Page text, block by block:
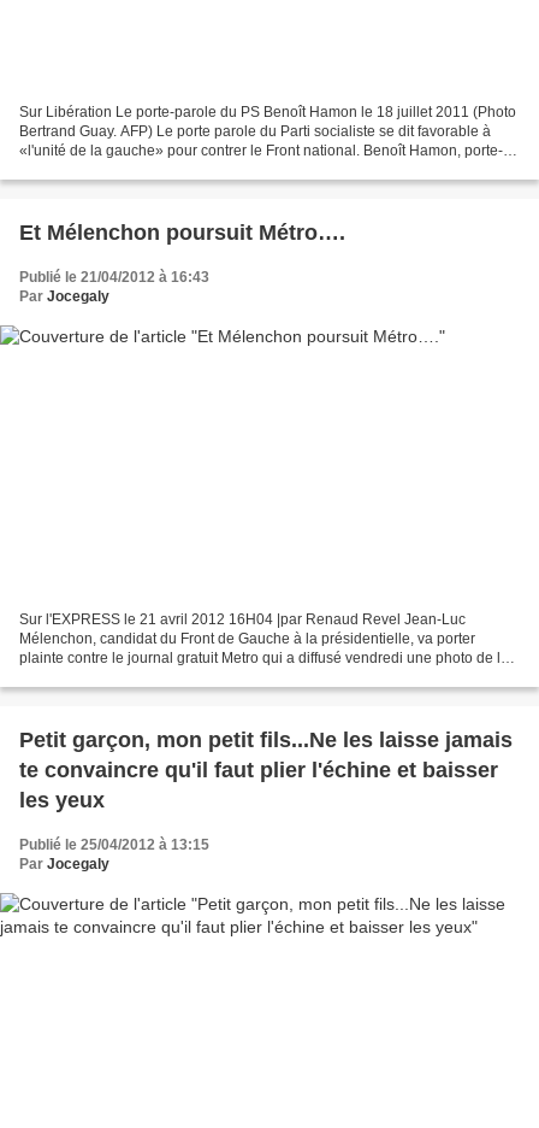
Sur Libération Le porte-parole du PS Benoît Hamon le 18 juillet 2011 (Photo
Bertrand Guay. AFP) Le porte parole du Parti socialiste se dit favorable à
«l'unité de la gauche» pour contrer le Front national. Benoît Hamon, porte-
Et Mélenchon poursuit Métro….
Publié le 21/04/2012 à 16:43
Par Jocegaly
Sur l'EXPRESS le 21 avril 2012 16H04 |par Renaud Revel Jean-Luc
Mélenchon, candidat du Front de Gauche à la présidentielle, va porter
plainte contre le journal gratuit Metro qui a diffusé vendredi une photo de lui
Petit garçon, mon petit fils...Ne les laisse jamais
te convaincre qu'il faut plier l'échine et baisser
les yeux
Publié le 25/04/2012 à 13:15
Par Jocegaly